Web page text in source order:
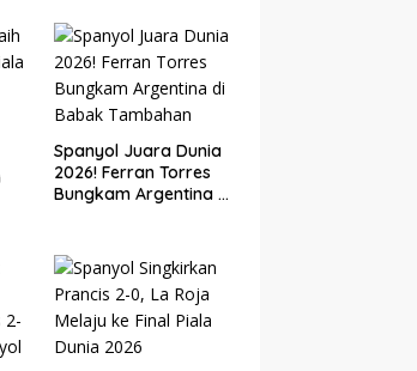
Spanyol Juara Dunia
2026! Ferran Torres
Bungkam Argentina di